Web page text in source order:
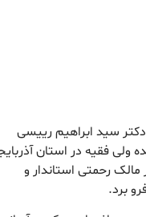
سید ابراهیم رییسی
ولی فقیه در استان
رحمتی استاندار و
برد.